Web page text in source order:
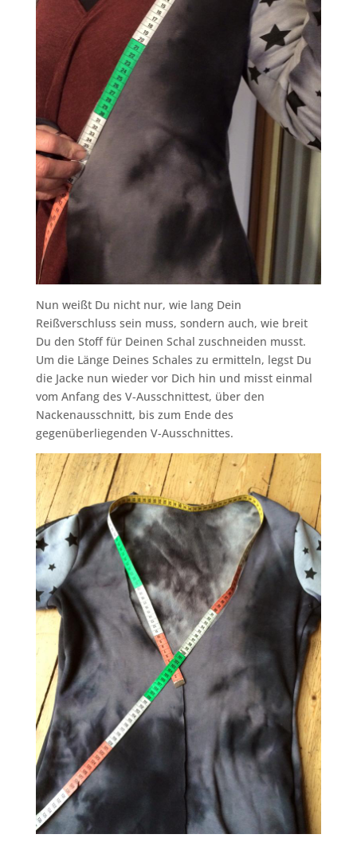
Nun weißt Du nicht nur, wie lang Dein
Reißverschluss sein muss, sondern auch, wie breit
Du den Stoff für Deinen Schal zuschneiden musst.
Um die Länge Deines Schales zu ermitteln, legst Du
die Jacke nun wieder vor Dich hin und misst einmal
vom Anfang des V-Ausschnittest, über den
Nackenausschnitt, bis zum Ende des
gegenüberliegenden V-Ausschnittes.